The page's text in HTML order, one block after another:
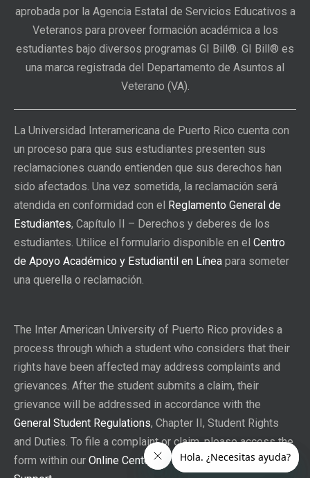
aprobada por la Agencia Estatal de Servicios Educativos a
Veteranos para proveer formación académica a los
estudiantes bajo diversos programas GI Bill®. GI Bill® es
una marca registrada del Departamento de Asuntos al
Veterano (VA).
La Universidad Interamericana de Puerto Rico cuenta con
un proceso para que sus estudiantes presenten sus
reclamaciones cuando entienden que sus derechos han
sido afectados. Una vez sometida, la reclamación será
atendida en conformidad con el Reglamento General de
Estudiantes, Capítulo II – Derechos y deberes de los
estudiantes. Utilice el formulario disponible en el Centro
de Apoyo Académico y Estudiantil en Línea para someter
una querella o reclamación.
The Inter American University of Puerto Rico provides a
process through which a student who considers that their
rights have been affected may address complaints and
grievances. After the student submits a claim, their
grievance will be addressed in accordance with the
General Student Regulations, Chapter II, Student Rights
and Duties. To file a complaint or claim, please access the
form within our Online Center for Academic and Student